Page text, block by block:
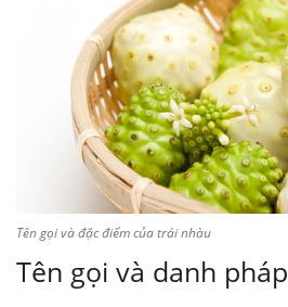
Tên gọi và đặc điểm của trái nhàu
Tên gọi và danh pháp